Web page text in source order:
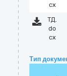
cx
ТД.
do
cx
Тип